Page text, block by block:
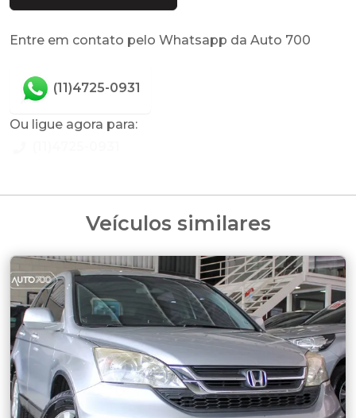
Entre em contato pelo Whatsapp da Auto 700
(11)4725-0931
Ou ligue agora para:
Veículos similares